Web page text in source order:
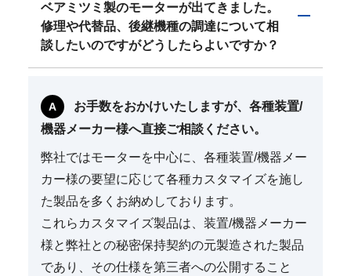
ベアミツミ製のモーターが出てきました。
修理や代替品、後継機種の調達について相
談したいのですがどうしたらよいですか？
お手数をおかけいたしますが、各種装置/
機器メーカー様へ直接ご相談ください。
弊社ではモーターを中心に、各種装置/機器メー
カー様の要望に応じて各種カスタマイズを施し
た製品を多くお納めしております。
これらカスタマイズ製品は、装置/機器メーカー
様と弊社との秘密保持契約の元製造された製品
であり、その仕様を第三者への公開すること